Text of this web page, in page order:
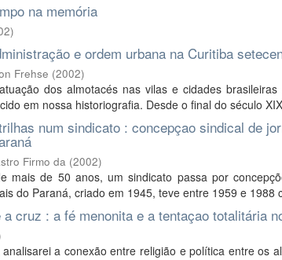
na memória
)
e ordem urbana na Curitiba
Frehse (2002)
dos almotacés nas vilas e cidades
em nossa historiografia. Desde o final do século
num sindicato : concepçao sindical de
Firmo da (2002)
mais de 50 anos, um sindicato passa por
do Paraná, criado em 1945, teve entre 1959 e 1988
cruz : a fé menonita e a tentaçao totalitária
a conexão entre religião e política entre os